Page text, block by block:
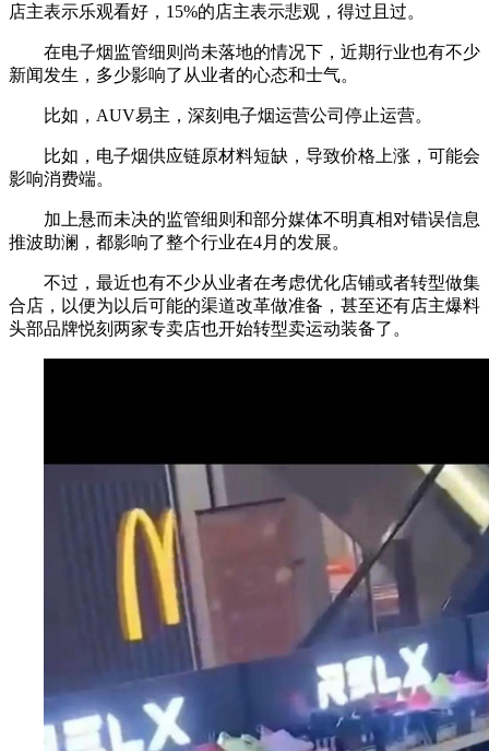
店主表示乐观看好，15%的店主表示悲观，得过且过。
在电子烟监管细则尚未落地的情况下，近期行业也有不少
新闻发生，多少影响了从业者的心态和士气。
比如，AUV易主，深刻电子烟运营公司停止运营。
比如，电子烟供应链原材料短缺，导致价格上涨，可能会
影响消费端。
加上悬而未决的监管细则和部分媒体不明真相对错误信息
推波助澜，都影响了整个行业在4月的发展。
不过，最近也有不少从业者在考虑优化店铺或者转型做集
合店，以便为以后可能的渠道改革做准备，甚至还有店主爆料
头部品牌悦刻两家专卖店也开始转型卖运动装备了。